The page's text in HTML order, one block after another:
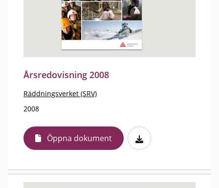
Årsredovisning 2008
Räddningsverket (SRV)
2008
Öppna dokument